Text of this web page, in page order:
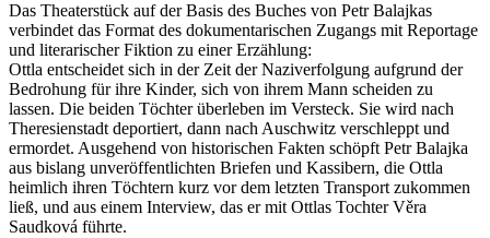
Das Theaterstück auf der Basis des Buches von Petr Balajkas
verbindet das Format des dokumen­­tarischen Zugangs mit Reportage
und lite­rarischer Fiktion zu einer Erzählung:
Ottla entscheidet sich in der Zeit der Nazi­verfolgung aufgrund der
Bedrohung für ihre Kinder, sich von ihrem Mann scheiden zu
lassen. Die beiden Töchter über­leben im Versteck. Sie wird nach
Theresien­stadt deportiert, dann nach Auschwitz verschleppt und
ermordet. Ausgehend von historischen Fakten schöpft Petr Balajka
aus bislang unveröffent­lichten Briefen und Kassibern, die Ottla
heimlich ihren Töchtern kurz vor dem letzten Transport zukommen
ließ, und aus einem Interview, das er mit Ottlas Tochter Věra
Saudková führte.